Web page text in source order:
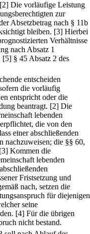
[2] Die vorläufige Leistung
zur
Absetzbetrag nach § 11b
bleiben. [3] Hierbei
Verhältnisse
nach Absatz 1
[5] § 45 Absatz 2 des
entscheiden
die vorläufig
entspricht oder die
beantragt. [2] Die
lebenden
die von den
einer abschließenden
nachzuweisen; die §§ 60,
[3] Kommen die
lebenden
Fristsetzung und
nach, setzen die
für diejenigen
seine
[4] Für die übrigen
nicht bestand.